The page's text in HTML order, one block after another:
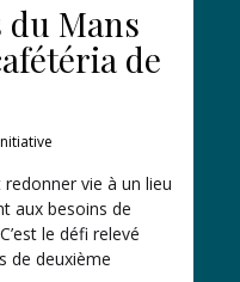
du Mans
de
vie à un lieu
aux besoins de
le défi relevé
de deuxième